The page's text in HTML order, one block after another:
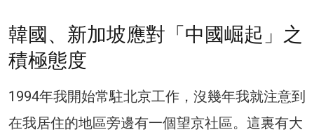
韓國、新加坡應對「中國崛起」之
積極態度
1994年我開始常駐北京工作，沒幾年我就注意到
在我居住的地區旁邊有一個望京社區。這裏有大